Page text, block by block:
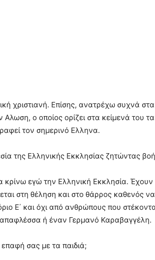
χριστιανή. Επίσης, ανατρέχω συχνά
Αλωση, ο οποίος ορίζει στα κείμενά
τον σημερινό Ελληνα.
της Ελληνικής Εκκλησίας ζητώντας
κρίνω εγώ την Ελληνική Εκκλησία.
στη θέληση και στο θάρρος καθενός
Ε΄ και όχι από ανθρώπους που
ή έναν Γερμανό Καραβαγγέλη.
σας με τα παιδιά;